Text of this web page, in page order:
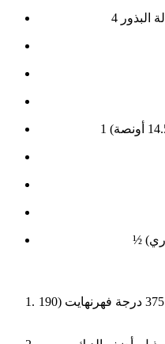
البذور
قم بتسخين الفرن على درجة حرارة 375 درجة فهرنهايت (190